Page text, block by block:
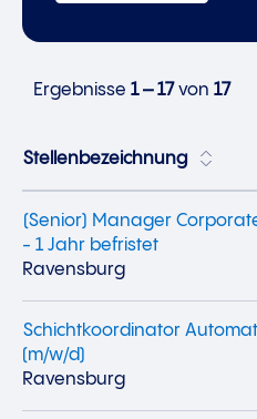
Ergebnisse 1 – 17von 17
Stellenbezeichnung
(Senior) Manager
- 1 Jahr befristet
Ravensburg
Schichtkoordinator
(m/w/d)
Ravensburg